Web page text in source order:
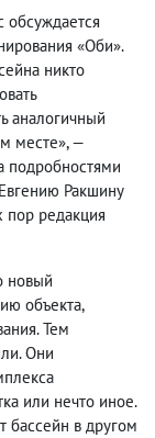
обсуждается
«Оби».
никто
аналогичный
месте», —
подробностями
Ракшину
пор редакция
новый
объекта,
Тем
Они
или нечто иное.
бассейн в другом